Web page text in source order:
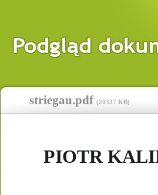
striegau.pdf (20337 KB)
PIOTR